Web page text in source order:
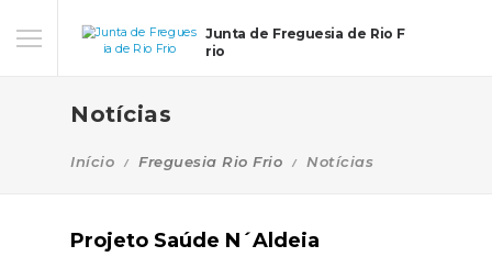
Junta de Freguesia de Rio F
rio
Notícias
Início Freguesia Rio Frio Notícias
Projeto Saúde N´Aldeia